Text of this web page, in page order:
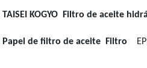
TAISEI KOGYO Filtro de aceite
Papel de filtro de aceite Filtro